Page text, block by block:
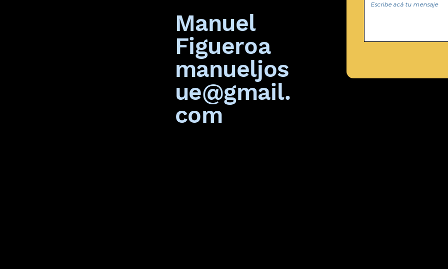
Manuel
Figueroa
manueljos
ue@gmail.
com